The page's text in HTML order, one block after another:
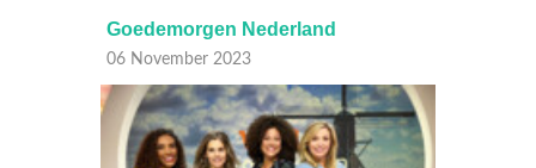
Goedemorgen Nederland
06 November 2023